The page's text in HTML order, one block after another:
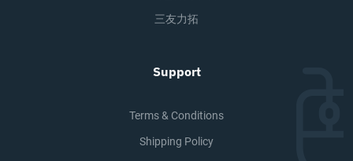
三友力拓
Support
Terms & Conditions
Shipping Policy